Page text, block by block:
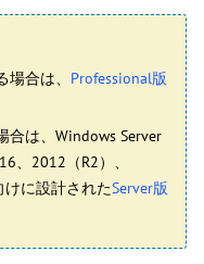
合は、 Professional版
合は、Windows Server
、2012（R2）、
に設計されたServer版